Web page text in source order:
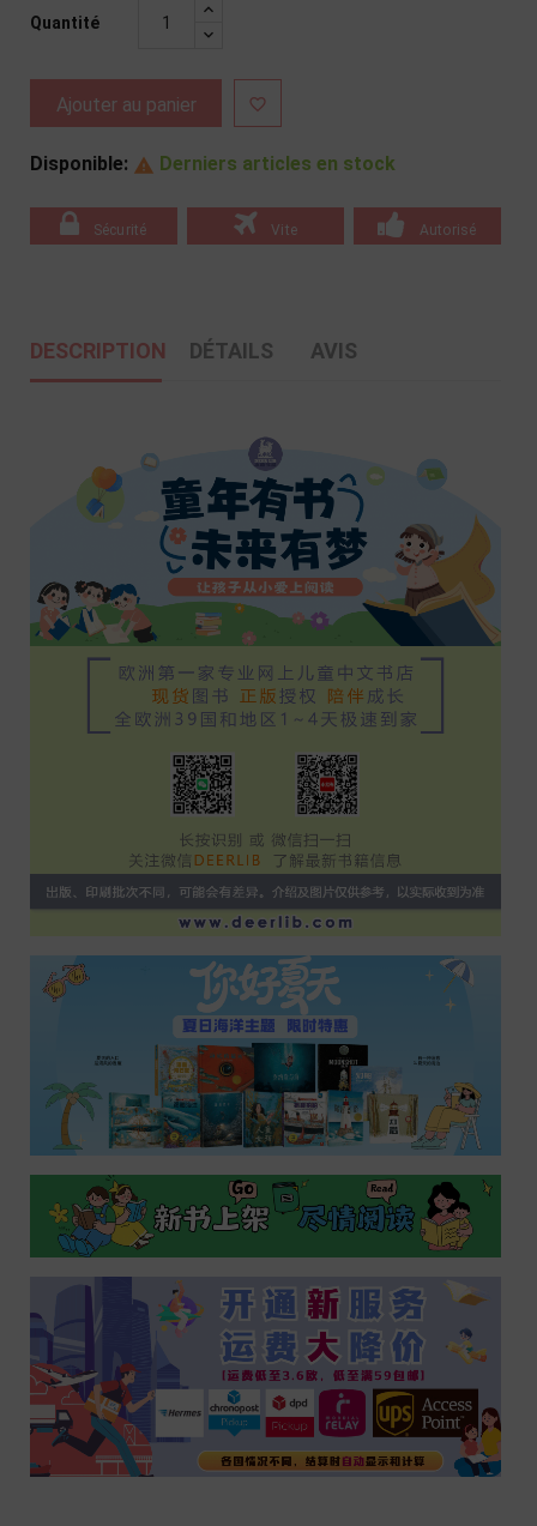
Quantité
Ajouter au panier 
Disponible:  Derniers articles en stock
Sécurité Vite Autorisé
DESCRIPTION DÉTAILS AVIS